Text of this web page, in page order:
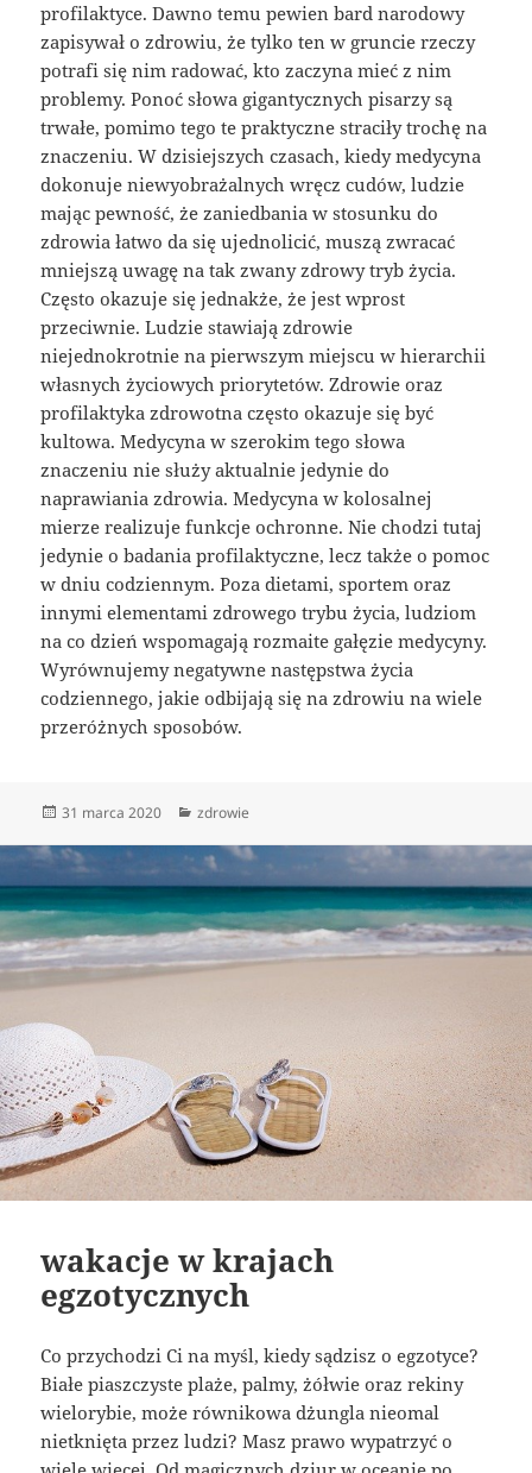
profilaktyce. Dawno temu pewien bard narodowy
zapisywał o zdrowiu, że tylko ten w gruncie rzeczy
potrafi się nim radować, kto zaczyna mieć z nim
problemy. Ponoć słowa gigantycznych pisarzy są
trwałe, pomimo tego te praktyczne straciły trochę na
znaczeniu. W dzisiejszych czasach, kiedy medycyna
dokonuje niewyobrażalnych wręcz cudów, ludzie
mając pewność, że zaniedbania w stosunku do
zdrowia łatwo da się ujednolicić, muszą zwracać
mniejszą uwagę na tak zwany zdrowy tryb życia.
Często okazuje się jednakże, że jest wprost
przeciwnie. Ludzie stawiają zdrowie
niejednokrotnie na pierwszym miejscu w hierarchii
własnych życiowych priorytetów. Zdrowie oraz
profilaktyka zdrowotna często okazuje się być
kultowa. Medycyna w szerokim tego słowa
znaczeniu nie służy aktualnie jedynie do
naprawiania zdrowia. Medycyna w kolosalnej
mierze realizuje funkcje ochronne. Nie chodzi tutaj
jedynie o badania profilaktyczne, lecz także o pomoc
w dniu codziennym. Poza dietami, sportem oraz
innymi elementami zdrowego trybu życia, ludziom
na co dzień wspomagają rozmaite gałęzie medycyny.
Wyrównujemy negatywne następstwa życia
codziennego, jakie odbijają się na zdrowiu na wiele
przeróżnych sposobów.
Data
31 marca 2020 Kategorie
zdrowie
wakacje w krajach
egzotycznych
Co przychodzi Ci na myśl, kiedy sądzisz o egzotyce?
Białe piaszczyste plaże, palmy, żółwie oraz rekiny
wielorybie, może równikowa dżungla nieomal
nietknięta przez ludzi? Masz prawo wypatrzyć o